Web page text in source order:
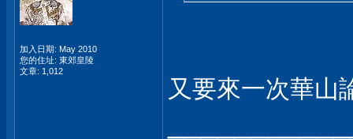
加入日期: May 2010
您的住址: 東郊皇陵
文章: 1,012
又要來一次華山